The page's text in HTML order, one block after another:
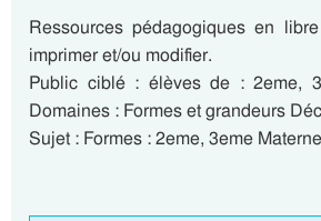
Ressources pédagogiques en
imprimer et/ou modifier.
Public ciblé : élèves de : 2eme,
Domaines : Formes et grandeurs
Sujet : Formes : 2eme, 3eme